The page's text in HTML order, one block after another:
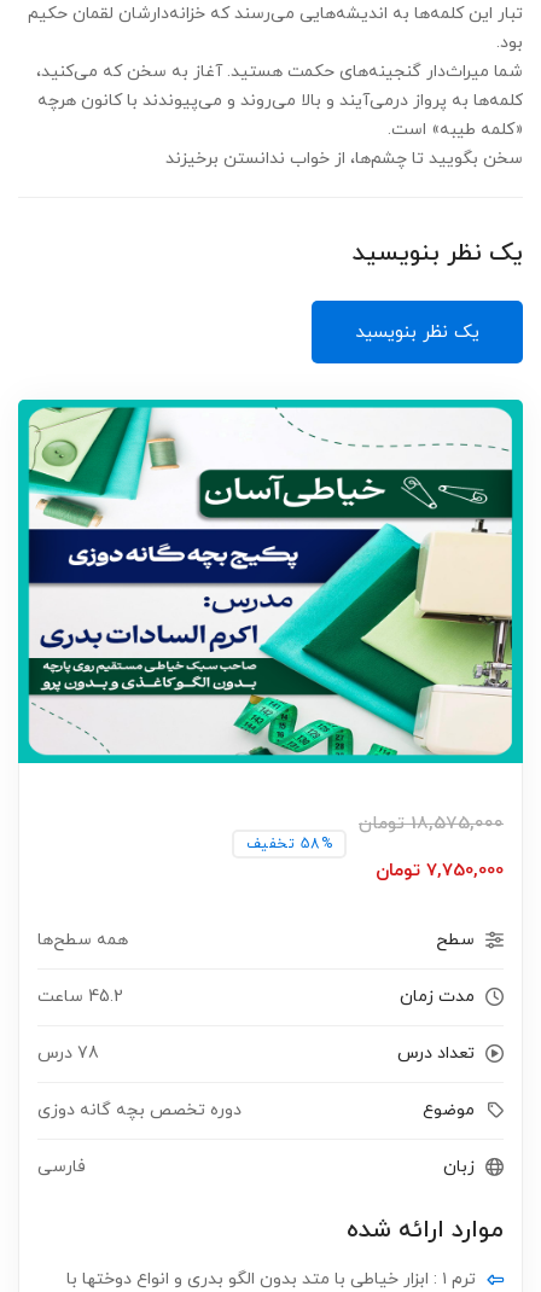
تبار این کلمه‌ها به اندیشه‌هایی می‌رسند که خزانه‌دارشان لقمان حکیم
بود.
شما میراث‌دار گنجینه‌های حکمت هستید. آغاز به سخن که می‌کنید،
کلمه‌ها به پرواز درمی‌آیند و بالا می‌روند و می‌پیوندند با کانون هرچه
«کلمه طیبه» است.
سخن بگویید تا چشم‌ها، از خواب ندانستن برخیزند
یک نظر بنویسید
یک نظر بنویسید
18,575,000 تومان
7,750,000 تومان
58% تخفیف
سطح همه سطح‌ها
مدت زمان 45.2 ساعت
تعداد درس 78 درس
موضوع دوره تخصص بچه گانه دوزی
زبان فارسی
موارد ارائه شده
ترم ۱ : ابزار خیاطی با متد بدون الگو بدری و انواع دوختها با